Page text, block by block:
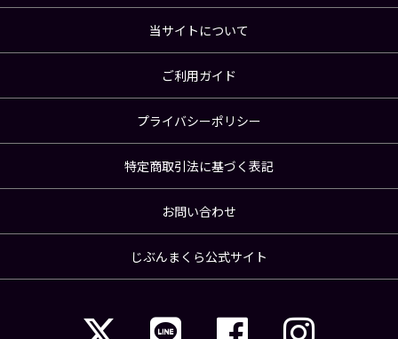
当サイトについて
ご利用ガイド
プライバシーポリシー
特定商取引法に基づく表記
お問い合わせ
じぶんまくら公式サイト